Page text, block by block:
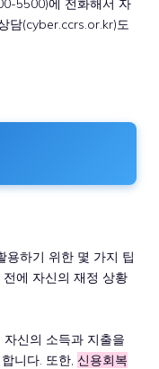
5500)에 전화해서 자
담(cyber.ccrs.or.kr)도
용하기 위한 몇 가지 팁
에 자신의 재정 상황
신의 소득과 지출을
니다. 또한, 신용회복